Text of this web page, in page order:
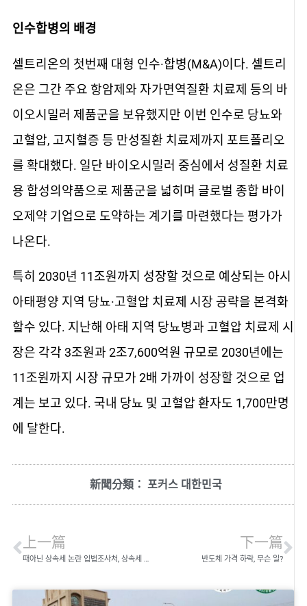
인수합병의 배경
셀트리온의 첫번째 대형 인수·합병(M&A)이다. 셀트리
온은 그간 주요 항암제와 자가면역질환 치료제 등의 바
이오시밀러 제품군을 보유했지만 이번 인수로 당뇨와
고혈압, 고지혈증 등 만성질환 치료제까지 포트폴리오
를 확대했다. 일단 바이오시밀러 중심에서 성질환 치료
용 합성의약품으로 제품군을 넓히며 글로벌 종합 바이
오제약 기업으로 도약하는 계기를 마련했다는 평가가
나온다.
특히 2030년 11조원까지 성장할 것으로 예상되는 아시
아태평양 지역 당뇨·고혈압 치료제 시장 공략을 본격화
할수 있다. 지난해 아태 지역 당뇨병과 고혈압 치료제 시
장은 각각 3조원과 2조7,600억원 규모로 2030년에는
11조원까지 시장 규모가 2배 가까이 성장할 것으로 업
계는 보고 있다. 국내 당뇨 및 고혈압 환자도 1,700만명
에 달한다.
新聞分類： 포커스 대한민국
上一篇
때아닌 상속세 논란 입법조사처, 상속세 현실화 제안
下一篇
반도체 가격 하락, 무슨 일?